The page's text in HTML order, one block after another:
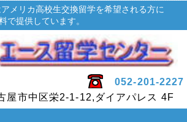
メリカ高校生交換留学を希望される方に
で提供しています。
052-201-2227
屋市中区栄2-1-12,ダイアパレス 4F